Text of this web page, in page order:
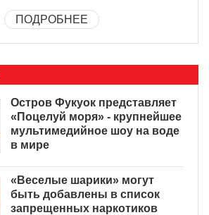
ПОДРОБНЕЕ
Остров Фукуок представляет
«Поцелуй моря» - крупнейшее
мультимедийное шоу на воде
в мире
«Веселые шарики» могут
быть добавлены в список
запрещенных наркотиков